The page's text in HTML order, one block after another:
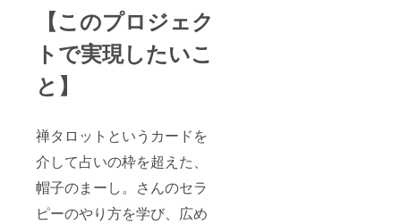
【このプロジェク
トで実現したいこ
と】
禅タロットというカードを
介して占いの枠を超えた、
帽子のまーし。さんのセラ
ピーのやり方を学び、広め